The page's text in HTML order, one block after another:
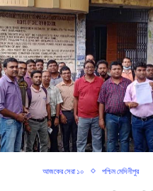
আজকের সেরা ১০ পশ্চিম মেদিনীপুর